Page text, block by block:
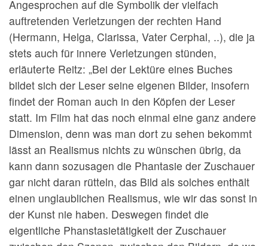
Angesprochen auf die Symbolik der vielfach
auftretenden Verletzungen der rechten Hand
(Hermann, Helga, Clarissa, Vater Cerphal, ..), die ja
stets auch für innere Verletzungen stünden,
erläuterte Reitz: „Bei der Lektüre eines Buches
bildet sich der Leser seine eigenen Bilder, insofern
findet der Roman auch in den Köpfen der Leser
statt. Im Film hat das noch einmal eine ganz andere
Dimension, denn was man dort zu sehen bekommt
lässt an Realismus nichts zu wünschen übrig, da
kann dann sozusagen die Phantasie der Zuschauer
gar nicht daran rütteln, das Bild als solches enthält
einen unglaublichen Realismus, wie wir das sonst in
der Kunst nie haben. Deswegen findet die
eigentliche Phanstasietätigkeit der Zuschauer